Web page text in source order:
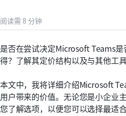
阅读需 8 分钟
否在尝试决定Microsoft Teams
？了解其定价结构以及与其他工
文中，我将详细介绍Microsoft
户带来的价值。无论您是小企业
了解选项，以便您可以选择最适合